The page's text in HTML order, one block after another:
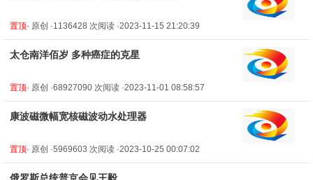
置顶· 原创 ·1136428 次阅读 ·2023-11-15 21:20:39
太仓南洋佰岁 多种癌症的克星
置顶· 原创 ·68927090 次阅读 ·2023-11-01 08:58:57
康波磁微幅宽核磁波动水处理器
置顶· 原创 ·5969603 次阅读 ·2023-10-25 00:07:02